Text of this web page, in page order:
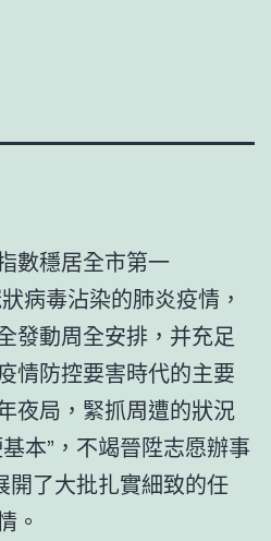
數穩居全市第一
病毒沾染的肺炎疫情，
發動周全安排，并充足
情防控要害時代的主要
夜局，緊抓周遭的狀況
本”，不竭晉陞志愿辦事
開了大批扎實細致的任
。